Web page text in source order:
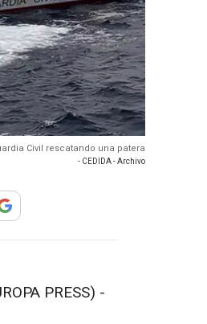
Civil rescatando una patera
- CEDIDA - Archivo
compartir
PRESS) -